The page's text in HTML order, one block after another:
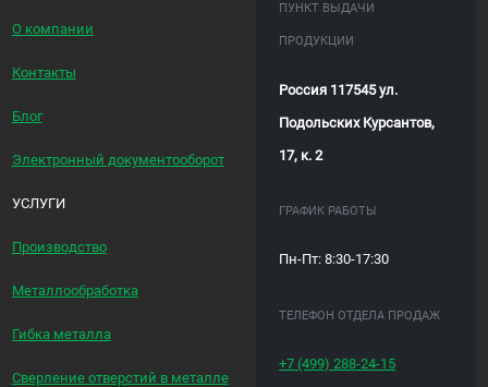
О компании
Контакты
Блог
Электронный документооборот
УСЛУГИ
Производство
Металлообработка
Гибка металла
Сверление отверстий в металле
ПУНКТ ВЫДАЧИ
ПРОДУКЦИИ
Россия 117545 ул.
Подольских Курсантов,
17, к. 2
ГРАФИК РАБОТЫ
Пн-Пт: 8:30-17:30
ТЕЛЕФОН ОТДЕЛА ПРОДАЖ
+7 (499) 288-24-15